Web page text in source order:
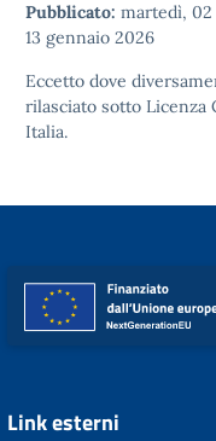
Pubblicato: martedì, 02
13 gennaio 2026
Eccetto dove
rilasciato sotto Licenza
Italia.
Link esterni